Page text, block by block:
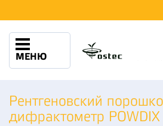
МЕНЮ
Рентгеновский
дифрактометр